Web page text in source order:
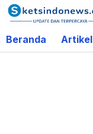
Lewati
ke
konten
Beranda Artikel